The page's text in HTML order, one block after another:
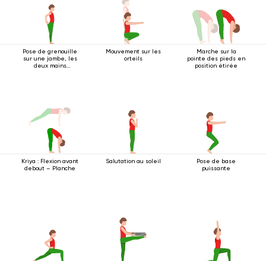
Pose de grenouille
sur une jambe, les
deux mains
Mouvement sur les
orteils
Marche sur la
pointe des pieds en
position étirée
Kriya : Flexion avant
debout – Planche
Salutation au soleil
Pose de base
puissante